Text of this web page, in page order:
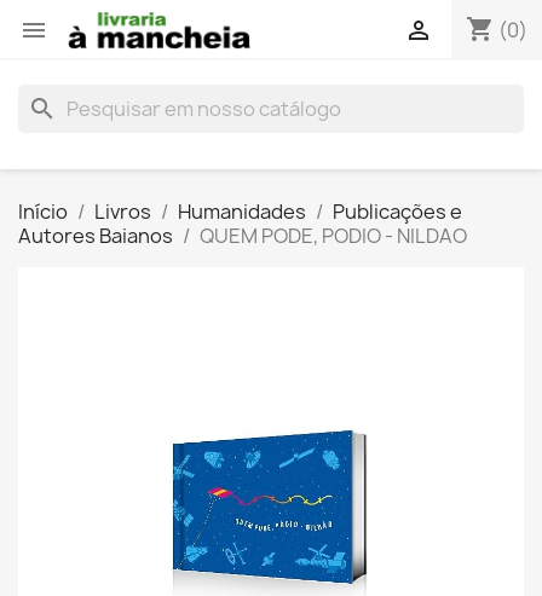
 shopping_cart (0)

search
Início Livros Humanidades
Publicações e
Autores Baianos
QUEM PODE, PODIO - NILDAO